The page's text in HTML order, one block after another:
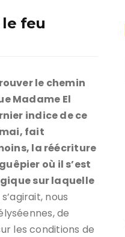
le feu
le chemin
Madame El
indice de ce
fait
la réécriture
où il s’est
sur laquelle
nous
de
les conditions de